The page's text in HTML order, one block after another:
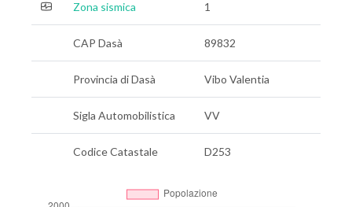
Zona sismica 1
CAP Dasà 89832
Provincia di Dasà Vibo Valentia
Sigla Automobilistica VV
Codice Catastale D253